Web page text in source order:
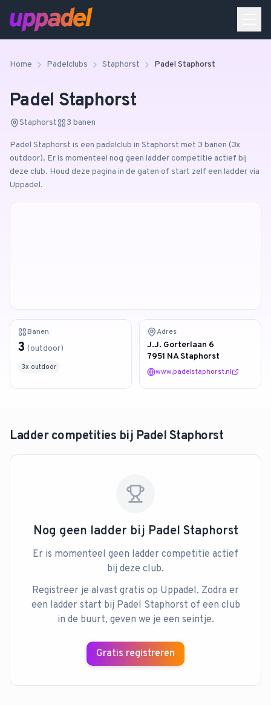
van 128 reviews
Home Padelclubs Staphorst Padel Staphorst
Padel Staphorst
Staphorst 3 banen
Padel Staphorst is een padelclub in Staphorst met 3 banen (3x
outdoor). Er is momenteel nog geen ladder competitie actief bij
deze club. Houd deze pagina in de gaten of start zelf een ladder via
Uppadel.
Banen
3 (outdoor)
3x outdoor
Adres
J.J. Gorterlaan 6
7951 NA Staphorst
www.padelstaphorst.nl
Ladder competities bij Padel Staphorst
Nog geen ladder bij Padel Staphorst
Er is momenteel geen ladder competitie actief
bij deze club.
Registreer je alvast gratis op Uppadel. Zodra er
een ladder start bij Padel Staphorst of een club
in de buurt, geven we je een seintje.
Gratis registreren